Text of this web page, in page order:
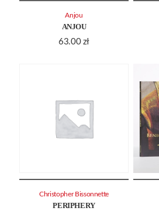
ANJOU
63.00 zł
Anjou
PERIPHERY
Christopher Bissonnette